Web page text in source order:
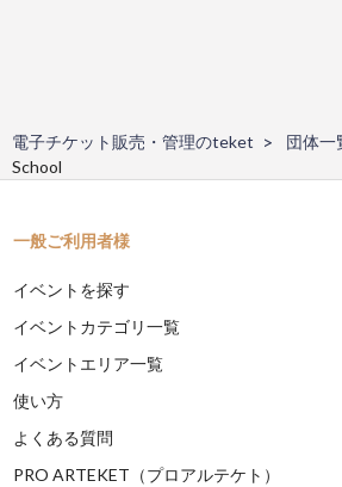
電子チケット販売・管理のteket 団体一
School
一般ご利用者様
イベントを探す
イベントカテゴリ一覧
イベントエリア一覧
使い方
よくある質問
PRO ARTEKET（プロアルテケト）